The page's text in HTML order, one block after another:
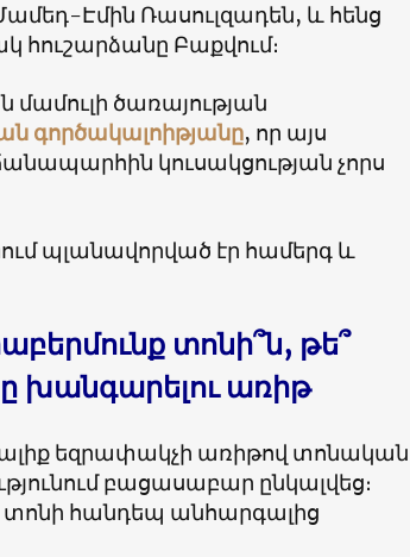
Էմին Ռասուլզադեն, և հենց
հուշարձանը Բաքվում։
մամուլի ծառայության
գործակալոիթյանը, որ այս
կուսակցության չորս
պլանավորված էր համերգ և
տոնի՞ն, թե՞
խանգարելու առիթ
եզրափակչի առիթով տոնական
բացասաբար ընկալվեց։
հանդեպ անհարգալից